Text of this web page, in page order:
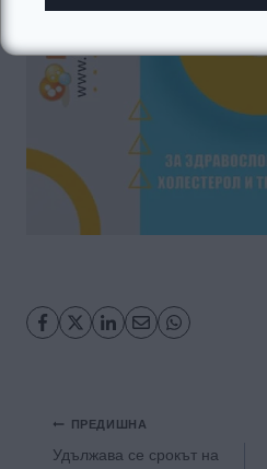
Навигация
ПРЕДИШНА
Удължава се срокът на